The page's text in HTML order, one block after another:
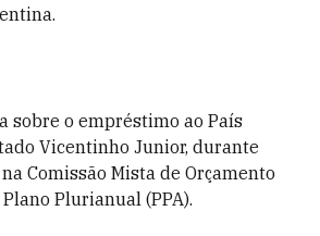
sobre o empréstimo ao País
Vicentinho Junior, durante
Comissão Mista de Orçamento
Plurianual (PPA).